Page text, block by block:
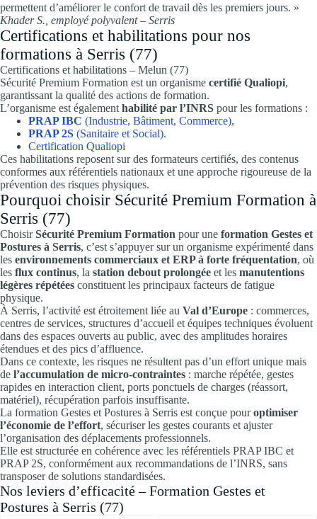
permettent d’améliorer le confort de travail dès les premiers jours. »
Khader S., employé polyvalent – Serris
Certifications et habilitations pour nos
formations à Serris (77)
Certifications et habilitations – Melun (77)
Sécurité Premium Formation est un organisme certifié Qualiopi,
garantissant la qualité des actions de formation.
L’organisme est également habilité par l’INRS pour les formations :
PRAP IBC (Industrie, Bâtiment, Commerce),
PRAP 2S (Sanitaire et Social).
Certification Qualiopi
Ces habilitations reposent sur des formateurs certifiés, des contenus
conformes aux référentiels nationaux et une approche rigoureuse de la
prévention des risques physiques.
Pourquoi choisir Sécurité Premium Formation à
Serris (77)
ChoisirSécurité Premium Formation pour une formation Gestes et
Postures à Serris, c’est s’appuyer sur un organisme expérimenté dans
les environnements commerciaux et ERP à forte fréquentation, où
les flux continus, la station debout prolongée et les manutentions
légères répétées constituent les principaux facteurs de fatigue
physique.
À Serris, l’activité est étroitement liée au Val d’Europe : commerces,
centres de services, structures d’accueil et équipes techniques évoluent
dans des espaces ouverts au public, avec des amplitudes horaires
étendues et des pics d’affluence.
Dans ce contexte, les risques ne résultent pas d’un effort unique mais
de l’accumulation de micro-contraintes : marche répétée, gestes
rapides en interaction client, ports ponctuels de charges (réassort,
matériel), récupération parfois insuffisante.
La formation Gestes et Postures à Serris est conçue pouroptimiser
l’économie de l’effort, sécuriser les gestes courants et ajuster
l’organisation des déplacements professionnels.
Elle est structurée en cohérence avec les référentiels PRAP IBC et
PRAP 2S, conformément aux recommandations de l’INRS, sans
transposer de solutions standardisées.
Nos leviers d’efficacité – Formation Gestes et
Postures à Serris (77)